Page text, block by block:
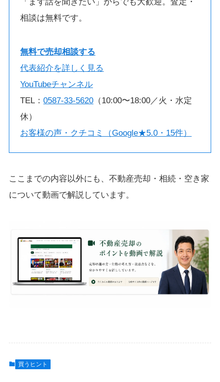
相談は無料です。
無料で売却相談する
代表紹介を詳しく見る
YouTubeチャンネル
TEL：0587-33-5620 （10:00〜18:00／火・水定
休）
お客様の声・クチコミ（Google★5.0・15件）
ここまでの内容以外にも、不動産売却・相続・空き家
について動画で解説しています。
買うヒント